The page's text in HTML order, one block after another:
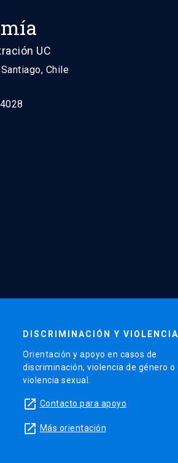
UC
Chile
DISCRIMINACIÓN Y VIOLENCIA
Orientación y apoyo en casos de
discriminación, violencia de género o
violencia sexual.
launch Contacto para apoyo
launch Más orientación